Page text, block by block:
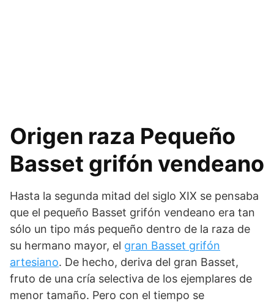
Origen raza Pequeño
Basset grifón vendeano
Hasta la segunda mitad del siglo XIX se pensaba
que el pequeño Basset grifón vendeano era tan
sólo un tipo más pequeño dentro de la raza de
su hermano mayor, el gran Basset grifón
artesiano. De hecho, deriva del gran Basset,
fruto de una cría selectiva de los ejemplares de
menor tamaño. Pero con el tiempo se